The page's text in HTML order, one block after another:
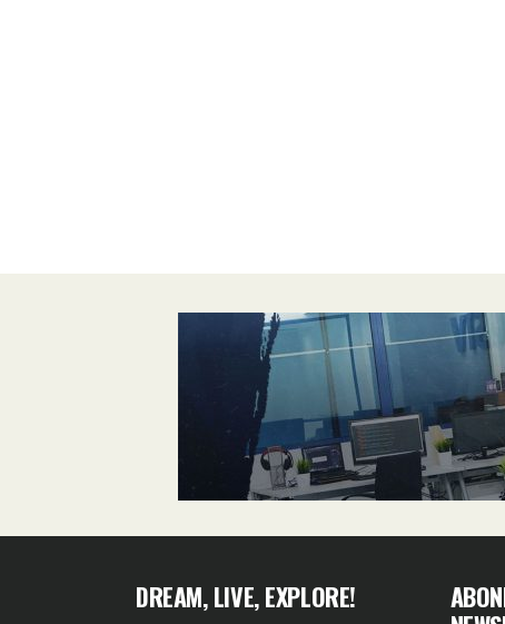
DREAM, LIVE, EXPLORE!